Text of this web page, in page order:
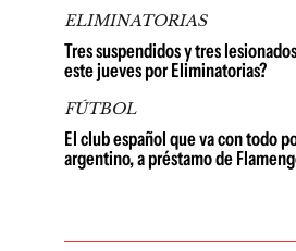
ELIMINATORIAS
Tres suspendidos y tres
este jueves por Eliminatorias?
FÚTBOL
El club español que va con todo
argentino, a préstamo de